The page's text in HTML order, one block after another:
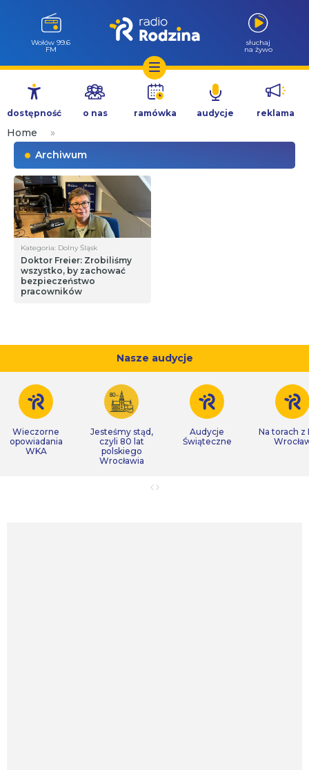
Przejdź
treści
Wołów 99.6
FM
słuchaj
na żywo
dostępność o nas ramówka audycje reklama
Home
»
Archiwum
Kategoria: Dolny Śląsk
Doktor Freier: Zrobiliśmy
wszystko, by zachować
bezpieczeństwo
pracowników
Nasze audycje
Wieczorne
opowiadania
WKA
Jesteśmy stąd,
czyli 80 lat
polskiego
Wrocławia
Audycje
Świąteczne
Na torach z